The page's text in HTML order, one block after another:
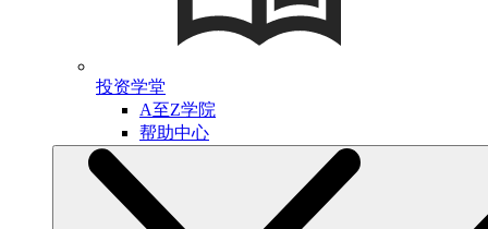
投资学堂
A至Z学院
帮助中心